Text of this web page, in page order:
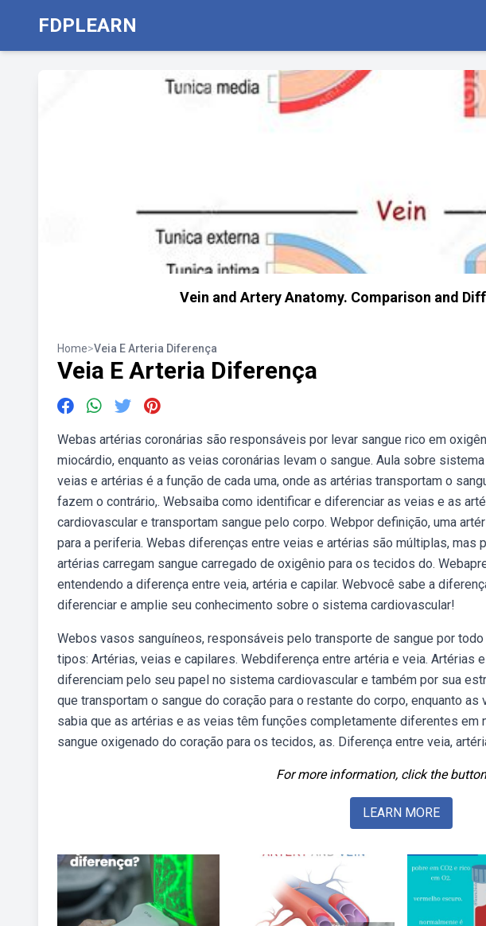
FDPLEARN
Vein and Artery Anatomy. Comparison and
Home>Veia E Arteria Diferença
Veia E Arteria Diferença
Webas artérias coronárias são responsáveis por levar sangue rico em
miocárdio, enquanto as veias coronárias levam o sangue. Aula sobre
veias e artérias é a função de cada uma, onde as artérias transportam o
fazem o contrário,. Websaiba como identificar e diferenciar as veias e as
cardiovascular e transportam sangue pelo corpo. Webpor definição, uma
para a periferia. Webas diferenças entre veias e artérias são múltiplas, mas
artérias carregam sangue carregado de oxigênio para os tecidos do.
entendendo a diferença entre veia, artéria e capilar. Webvocê sabe a
diferenciar e amplie seu conhecimento sobre o sistema cardiovascular!
Webos vasos sanguíneos, responsáveis pelo transporte de sangue por
tipos: Artérias, veias e capilares. Webdiferença entre artéria e veia. Artérias
diferenciam pelo seu papel no sistema cardiovascular e também por sua
que transportam o sangue do coração para o restante do corpo, enquanto
sabia que as artérias e as veias têm funções completamente diferentes em
sangue oxigenado do coração para os tecidos, as. Diferença entre veia,
For more information, click the
LEARN MORE